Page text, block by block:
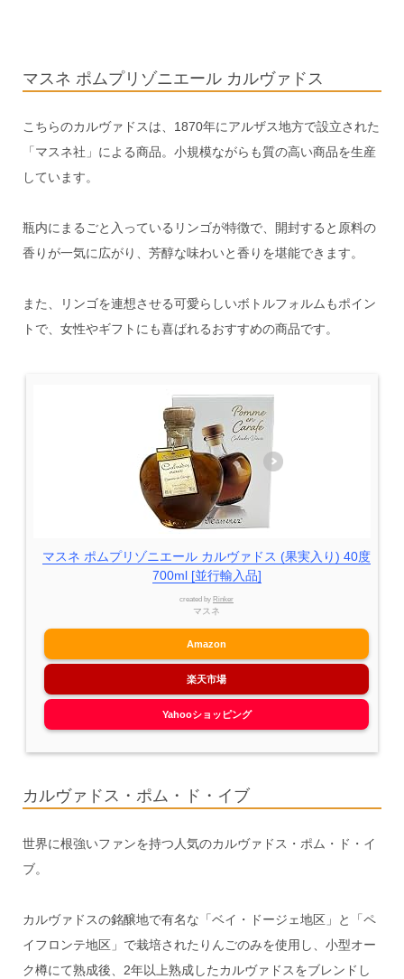
マスネ ポムプリゾニエール カルヴァドス
こちらのカルヴァドスは、1870年にアルザス地方で設立された
「マスネ社」による商品。小規模ながらも質の高い商品を生産
しています。
瓶内にまるごと入っているリンゴが特徴で、開封すると原料の
香りが一気に広がり、芳醇な味わいと香りを堪能できます。
また、リンゴを連想させる可愛らしいボトルフォルムもポイン
トで、女性やギフトにも喜ばれるおすすめの商品です。
マスネ ポムプリゾニエール カルヴァドス (果実入り) 40度
700ml [並行輸入品]
created by Rinker
マスネ
Amazon
楽天市場
Yahooショッピング
カルヴァドス・ポム・ド・イブ
世界に根強いファンを持つ人気のカルヴァドス・ポム・ド・イ
ブ。
カルヴァドスの銘醸地で有名な「ベイ・ドージェ地区」と「ペ
イフロンテ地区」で栽培されたりんごのみを使用し、小型オー
ク樽にて熟成後、2年以上熟成したカルヴァドスをブレンドし